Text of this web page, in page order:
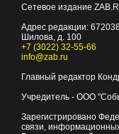
Сетевое издание
Адрес редакции:
Шилова, д. 100
+7 (3022) 32-55-66
info@zab.ru
Главный редактор
Учредитель - ООО
Зарегистрировано
связи,